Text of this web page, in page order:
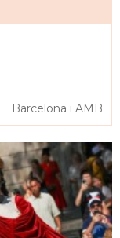
Barcelona i AMB